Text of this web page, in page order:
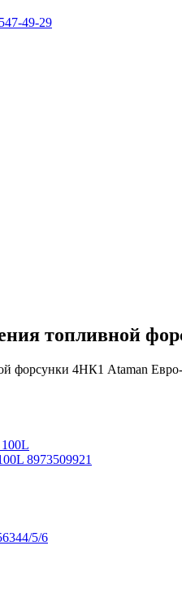
49-29
топливной
форсунки 4НК1 Ataman
8973509921
5/6